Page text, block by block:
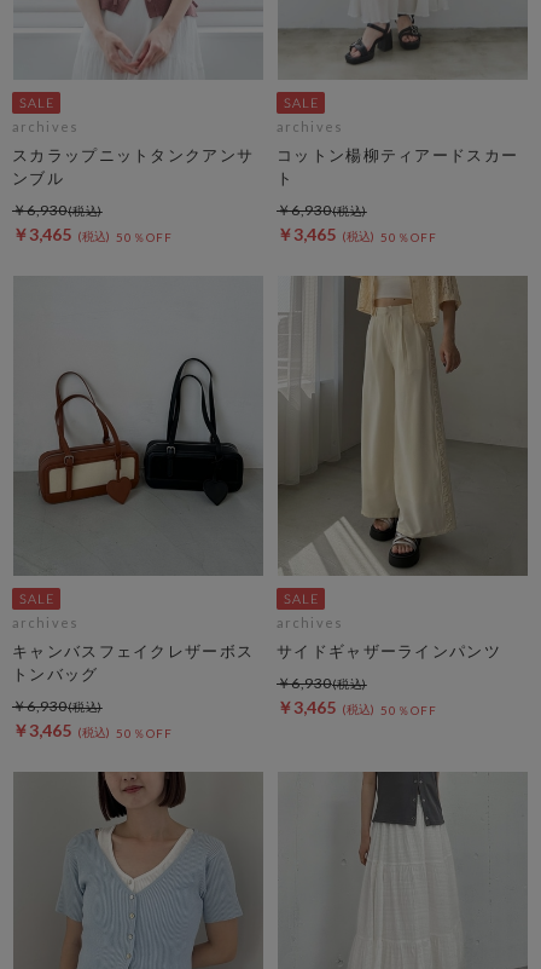
archives
スカラップニットタンクアンサ
ンブル
￥3,465 50％OFF
￥6,930
archives
コットン楊柳ティアードスカー
ト
￥3,465 50％OFF
￥6,930
archives
キャンバスフェイクレザーボス
トンバッグ
￥3,465 50％OFF
￥6,930
archives
サイドギャザーラインパンツ
￥3,465 50％OFF
￥6,930